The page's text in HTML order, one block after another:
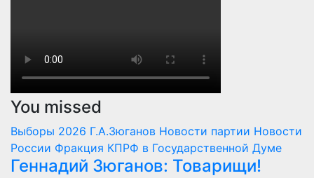
You missed
Выборы 2026 Г.А.Зюганов Новости партии Новости
России Фракция КПРФ в Государственной Думе
Геннадий Зюганов: Товарищи!